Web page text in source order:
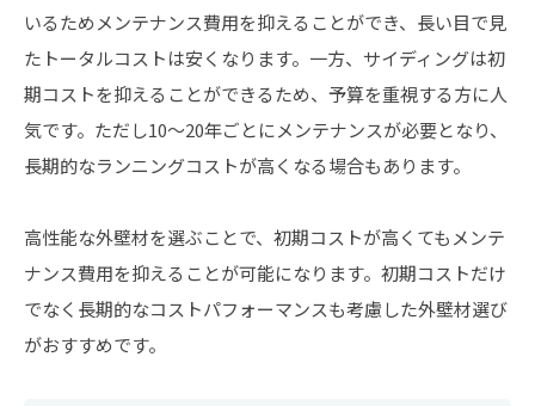
いるためメンテナンス費用を抑えることができ、長い目で見
たトータルコストは安くなります。一方、サイディングは初
期コストを抑えることができるため、予算を重視する方に人
気です。ただし10〜20年ごとにメンテナンスが必要となり、
長期的なランニングコストが高くなる場合もあります。
高性能な外壁材を選ぶことで、初期コストが高くてもメンテ
ナンス費用を抑えることが可能になります。初期コストだけ
でなく長期的なコストパフォーマンスも考慮した外壁材選び
がおすすめです。